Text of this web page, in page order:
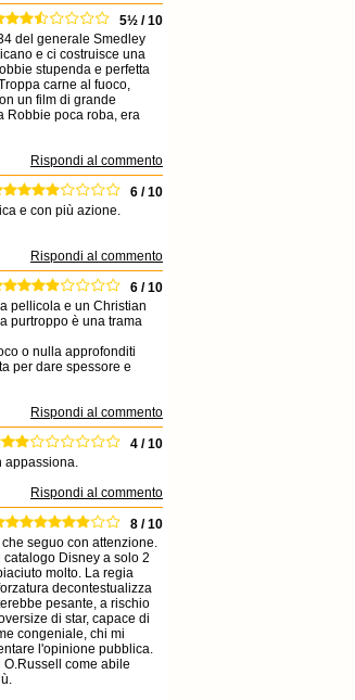
5½ / 10
del generale Smedley
e ci costruisce una
stupenda e perfetta
carne al fuoco,
un film di grande
Robbie poca roba, era
Rispondi al commento
6 / 10
e con più azione.
Rispondi al commento
6 / 10
pellicola e un Christian
purtroppo è una trama
o nulla approfonditi
per dare spessore e
Rispondi al commento
4 / 10
appassiona.
Rispondi al commento
8 / 10
seguo con attenzione.
Disney a solo 2
molto. La regia
decontestualizza
pesante, a rischio
di star, capace di
congeniale, chi mi
l'opinione pubblica.
come abile